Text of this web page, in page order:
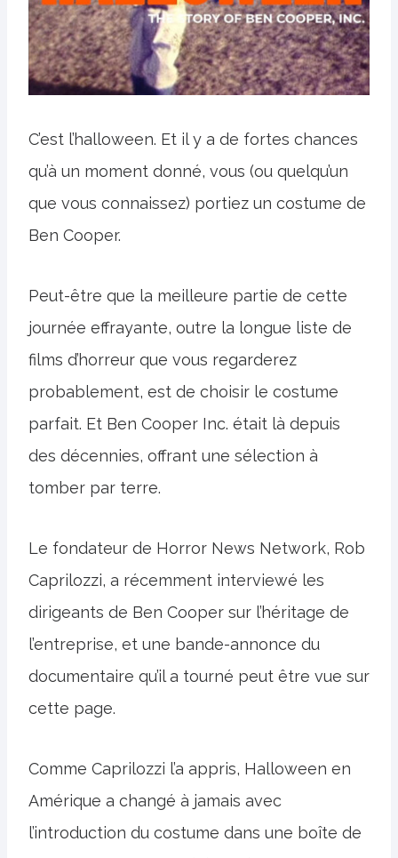
C’est l’halloween. Et il y a de fortes chances
qu’à un moment donné, vous (ou quelqu’un
que vous connaissez) portiez un costume de
Ben Cooper.
Peut-être que la meilleure partie de cette
journée effrayante, outre la longue liste de
films d’horreur que vous regarderez
probablement, est de choisir le costume
parfait. Et Ben Cooper Inc. était là depuis
des décennies, offrant une sélection à
tomber par terre.
Le fondateur de Horror News Network, Rob
Caprilozzi, a récemment interviewé les
dirigeants de Ben Cooper sur l’héritage de
l’entreprise, et une bande-annonce du
documentaire qu’il a tourné peut être vue sur
cette page.
Comme Caprilozzi l’a appris, Halloween en
Amérique a changé à jamais avec
l’introduction du costume dans une boîte de